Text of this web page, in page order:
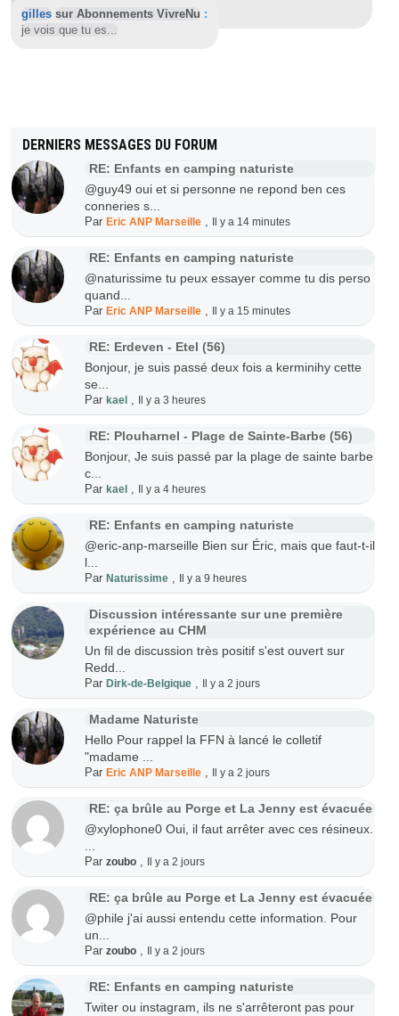
gilles sur Abonnements VivreNu :
je vois que tu es...
DERNIERS MESSAGES DU FORUM
RE: Enfants en camping naturiste
@guy49 oui et si personne ne repond ben ces
conneries s...
Par Eric ANP Marseille, Il y a 14 minutes
RE: Enfants en camping naturiste
@naturissime tu peux essayer comme tu dis perso
quand...
Par Eric ANP Marseille, Il y a 15 minutes
RE: Erdeven - Etel (56)
Bonjour, je suis passé deux fois a kerminihy cette
se...
Par kael, Il y a 3 heures
RE: Plouharnel - Plage de Sainte-Barbe (56)
Bonjour, Je suis passé par la plage de sainte barbe
c...
Par kael, Il y a 4 heures
RE: Enfants en camping naturiste
@eric-anp-marseille Bien sur Éric, mais que faut-t-il
l...
Par Naturissime, Il y a 9 heures
Discussion intéressante sur une première
expérience au CHM
Un fil de discussion très positif s'est ouvert sur
Redd...
Par Dirk-de-Belgique, Il y a 2 jours
Madame Naturiste
Hello Pour rappel la FFN à lancé le colletif
"madame ...
Par Eric ANP Marseille, Il y a 2 jours
RE: ça brûle au Porge et La Jenny est évacuée
@xylophone0 Oui, il faut arrêter avec ces résineux.
...
Par zoubo, Il y a 2 jours
RE: ça brûle au Porge et La Jenny est évacuée
@phile j'ai aussi entendu cette information. Pour
un...
Par zoubo, Il y a 2 jours
RE: Enfants en camping naturiste
Twiter ou instagram, ils ne s'arrêteront pas pour